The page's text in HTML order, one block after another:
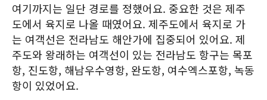
여기까지는 일단 경로를 정했어요. 중요한 것은 제주
도에서 육지로 나올 때였어요. 제주도에서 육지로 가
는 여객선은 전라남도 해안가에 집중되어 있어요. 제
주도와 왕래하는 여객선이 있는 전라남도 항구는 목포
항, 진도항, 해남우수영항, 완도항, 여수엑스포항, 녹동
항이 있었어요.